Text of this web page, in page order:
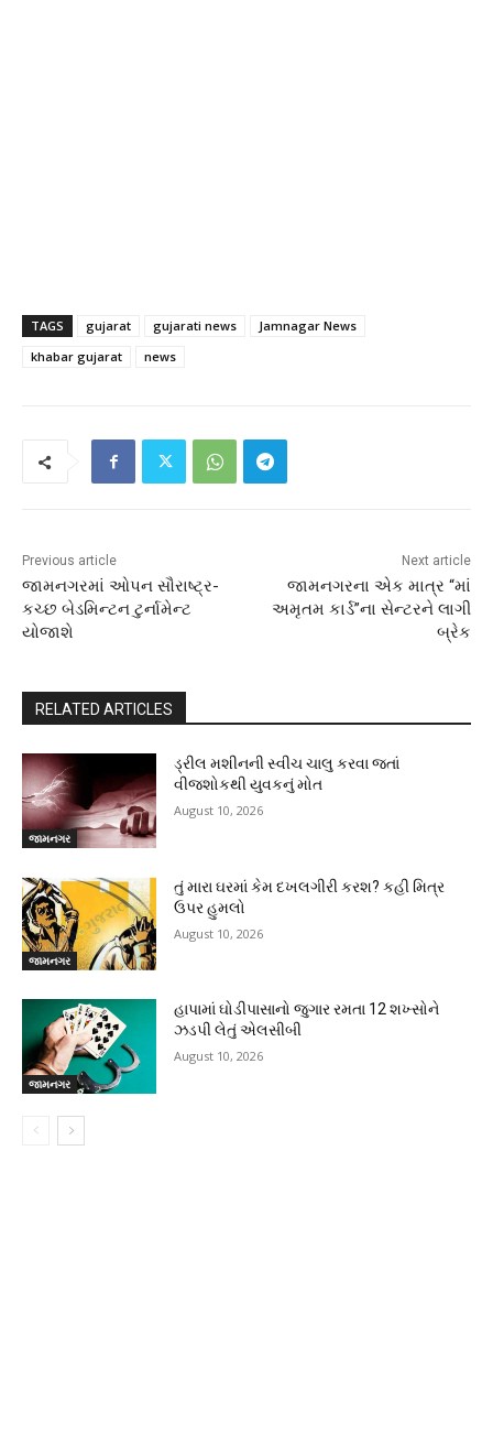
TAGS gujarat gujarati news
Jamnagar News
khabar gujarat
news
Previous article
જામનગરમાં ઓપન સૌરાષ્ટ્ર-
કચ્છ બેડમિન્ટન ટુર્નામેન્ટ
યોજાશે
Next article
જામનગરના એક માત્ર “માં
અમૃતમ કાર્ડ”ના સેન્ટરને લાગી
બ્રેક
RELATED ARTICLES
જામનગર
ડ્રીલ મશીનની સ્વીચ ચાલુ કરવા જતાં
વીજશોકથી યુવકનું મોત
August 10, 2026
જામનગર
તું મારા ઘરમાં કેમ દખલગીરી કરશ? કહી મિત્ર
ઉપર હુમલો
August 10, 2026
જામનગર
હાપામાં ઘોડીપાસાનો જુગાર રમતા 12 શખ્સોને
ઝડપી લેતું એલસીબી
August 10, 2026